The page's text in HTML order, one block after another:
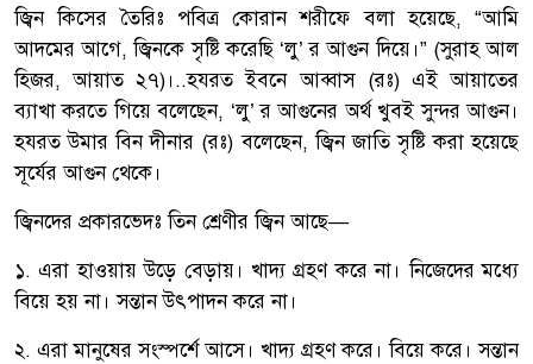
জ্বিন কিসের তৈরিঃ পবিত্র কোরান শরীফে বলা হয়েছে, “আমি
আদমের আগে, জ্বিনকে সৃষ্টি করেছি ‘লু’ র আগুন দিয়ে।” (সুরাহ আল
হিজর, আয়াত ২৭)।..হযরত ইবনে আব্বাস (রঃ) এই আয়াতের
ব্যাখা করতে গিয়ে বলেছেন, ‘লু’ র আগুনের অর্থ খুবই সুন্দর আগুন।
হযরত উমার বিন দীনার (রঃ) বলেছেন, জ্বিন জাতি সৃষ্টি করা হয়েছে
সূর্যের আগুন থেকে।
জ্বিনদের প্রকারভেদঃ তিন শ্রেণীর জ্বিন আছে—
১. এরা হাওয়ায় উড়ে বেড়ায়। খাদ্য গ্রহণ করে না। নিজেদের মধ্যে
বিয়ে হয় না। সন্তান উৎপাদন করে না।
২. এরা মানুষের সংস্পর্শে আসে। খাদ্য গ্রহণ করে। বিয়ে করে। সন্তান